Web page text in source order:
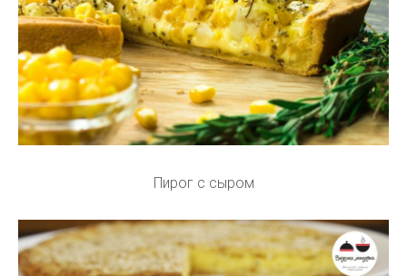
Пирог с сыром